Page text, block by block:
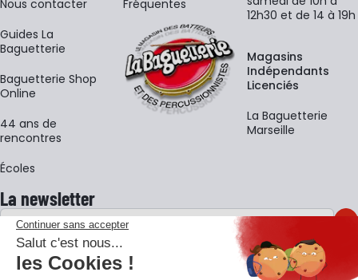
Nous contacter
Guides La
Baguetterie
Baguetterie Shop
Online
44 ans de
rencontres
Écoles
Fréquentes
12h30 et de 14 à 19h
Magasins
Indépendants
Licenciés
La Baguetterie
Marseille
La newsletter
Adresse e-mail
En vous inscrivant à notre newsletter, vous acceptez notre politique de
confidentialité